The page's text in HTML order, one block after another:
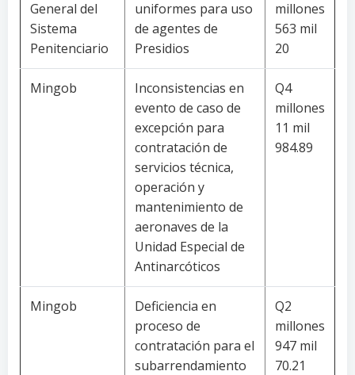
General del
Sistema
Penitenciario
uniformes para uso
de agentes de
Presidios
millones
563 mil
20
Mingob
Inconsistencias en
evento de caso de
excepción para
contratación de
servicios técnica,
operación y
mantenimiento de
aeronaves de la
Unidad Especial de
Antinarcóticos
Q4
millones
11 mil
984.89
Mingob
Deficiencia en
proceso de
contratación para el
subarrendamiento
Q2
millones
947 mil
70.21